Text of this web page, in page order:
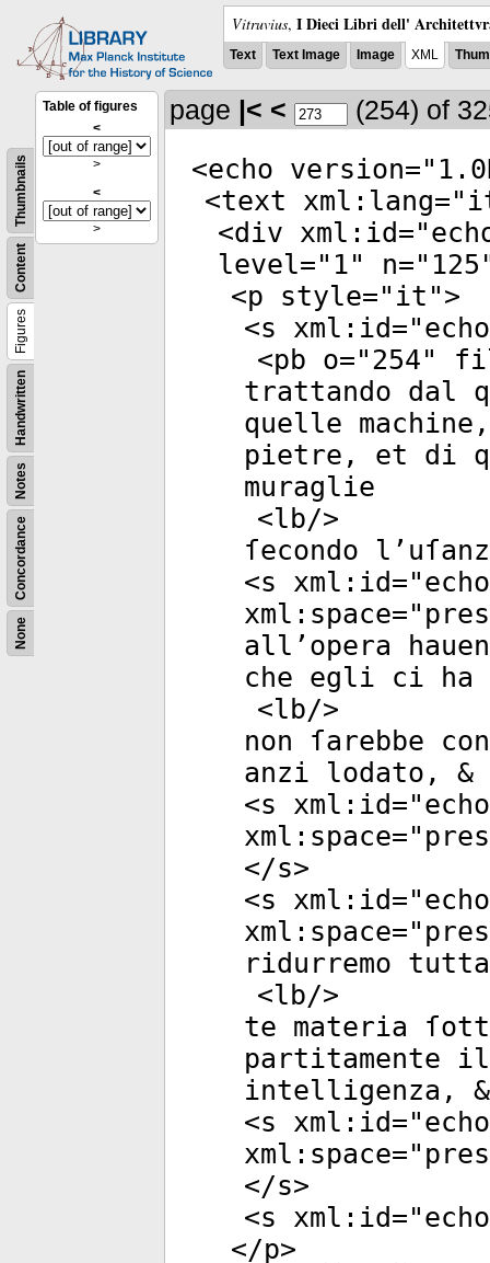
Vitruvius, I Dieci Libri dell'
Text Text Image Image XML
None
Concordance
Notes
Handwritten
Figures
Content
Thumbnails
Table of figures
<
>
<
>
page |< < (254) of
<echo version="
<text xml:lang="
<div xml:id="
level=" 1" n=" 125
<p style=" it ">
<s xml:id="
<pb o="254"
trattando dal
quelle
pietre, et di
muraglie
<lb/>
ſecondo
<s xml:id="
xml:space="
all’opera
che egli ci ha
<lb/>
non ſarebbe
anzi lodato, &
<s xml:id="
xml:space="
</s>
<s xml:id="
xml:space="
ridurremo
<lb/>
te materia
partitamente
intelligenza,
<s xml:id="
xml:space="
</s>
<s xml:id="
</p>